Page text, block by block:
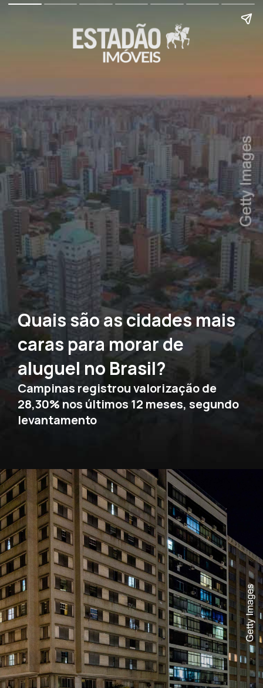
Quais são as cidades mais
caras para morar de
aluguel no Brasil?
Campinas registrou valorização de
28,30% nos últimos 12 meses, segundo
levantamento